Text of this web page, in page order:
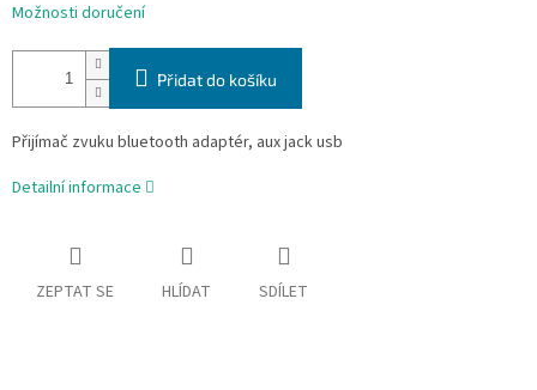
Možnosti doručení
Přidat do košíku
Přijímač zvuku bluetooth adaptér, aux jack usb
Detailní informace
ZEPTAT SE HLÍDAT SDÍLET